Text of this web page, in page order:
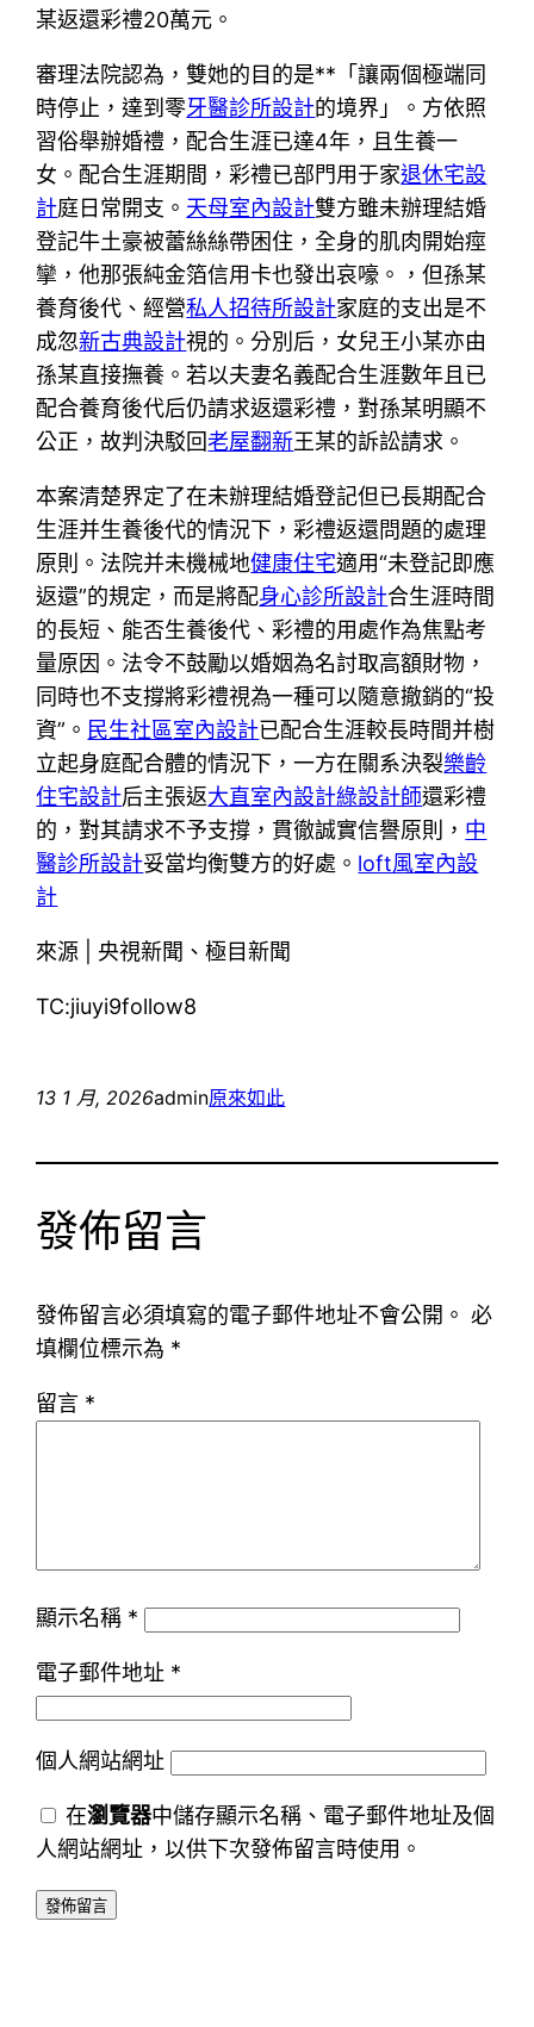
某返還彩禮20萬元。
審理法院認為，雙她的目的是**「讓兩個極端同
時停止，達到零牙醫診所設計的境界」。方依照
習俗舉辦婚禮，配合生涯已達4年，且生養一
女。配合生涯期間，彩禮已部門用于家退休宅設
計庭日常開支。 天母室內設計雙方雖未辦理結婚
登記牛土豪被蕾絲絲帶困住，全身的肌肉開始痙
攣，他那張純金箔信用卡也發出哀嚎。，但孫某
養育後代、經營私人招待所設計家庭的支出是不
成忽新古典設計視的。分別后，女兒王小某亦由
孫某直接撫養。若以夫妻名義配合生涯數年且已
配合養育後代后仍請求返還彩禮，對孫某明顯不
公正，故判決駁回老屋翻新王某的訴訟請求。
本案清楚界定了在未辦理結婚登記但已長期配合
生涯并生養後代的情況下，彩禮返還問題的處理
原則。法院并未機械地健康住宅適用“未登記即應
返還”的規定，而是將配身心診所設計合生涯時間
的長短、能否生養後代、彩禮的用處作為焦點考
量原因。法令不鼓勵以婚姻為名討取高額財物，
同時也不支撐將彩禮視為一種可以隨意撤銷的“投
資”。 民生社區室內設計已配合生涯較長時間并樹
立起身庭配合體的情況下，一方在關系決裂樂齡
住宅設計后主張返大直室內設計綠設計師還彩禮
的，對其請求不予支撐，貫徹誠實信譽原則， 中
醫診所設計妥當均衡雙方的好處。 loft風室內設
計
來源 | 央視新聞、極目新聞
TC:jiuyi9follow8
13 1 月, 2026admin原來如此
發佈留言
發佈留言必須填寫的電子郵件地址不會公開。 必
填欄位標示為 *
留言 *
顯示名稱 *
電子郵件地址 *
個人網站網址
在瀏覽器中儲存顯示名稱、電子郵件地址及個
人網站網址，以供下次發佈留言時使用。